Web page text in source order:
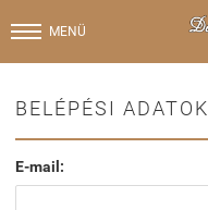
MENÜ
BELÉPÉSI ADATOK
E-mail: